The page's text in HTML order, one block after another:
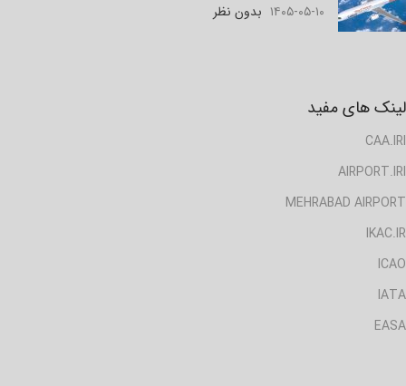
۱۴۰۵-۰۵-۱۰ بدون نظر
لینک های مفید
CAA.IRI
AIRPORT.IRI
MEHRABAD AIRPORT
IKAC.IR
ICAO
IATA
EASA